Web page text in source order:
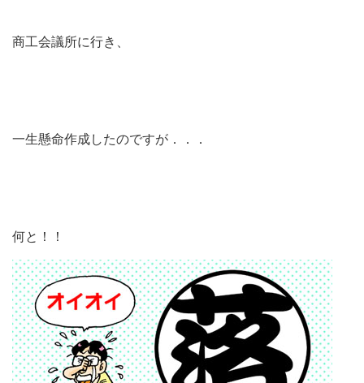
商工会議所に行き、
一生懸命作成したのですが．．．
何と！！